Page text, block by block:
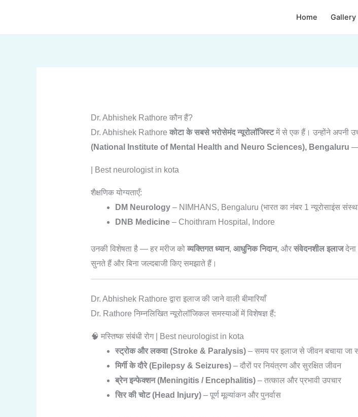
Home Gallery
Dr. Abhishek Rathore कौन हैं?
Dr. Abhishek Rathore कोटा के सबसे भरोसेमंद न्यूरोलॉजिस्टमें से एक हैं। उन्होंने अपनी
(National Institute of Mental Health and Neuro Sciences), Bengaluru —
| Best neurologist in kota
शैक्षणिक योग्यताएँ:
DM Neurology– NIMHANS, Bengaluru (भारत का नंबर 1 न्यूरोसाइंस
DNB Medicine– Choithram Hospital, Indore
उनकी विशेषता है — हर मरीज को व्यक्तिगत ध्यान, आधुनिक निदान, और संवेदनशील इलाज
सुनते हैं और बिना जल्दबाजी किए समझाते हैं।
Dr. Abhishek Rathore द्वारा इलाज की जाने वाली बीमारियाँ
Dr. Rathore निम्नलिखित न्यूरोलॉजिकल समस्याओं में विशेषज्ञ हैं:
🧠 मस्तिष्क संबंधी रोग | Best neurologist in kota
स्ट्रोक और लकवा (Stroke & Paralysis)– समय पर इलाज से जीवन बचाया जा
मिर्गी के दौरे (Epilepsy & Seizures)– दौरों पर नियंत्रण और सुरक्षित जीवन
ब्रेन इन्फेक्शन (Meningitis / Encephalitis)– तत्काल और प्रभावी उपचार
सिर की चोट (Head Injury)– पूर्ण मूल्यांकन और पुनर्वास